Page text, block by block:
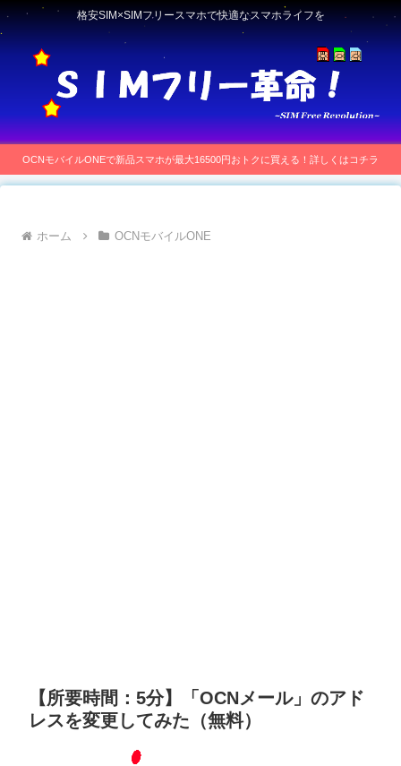
格安SIM×SIMフリースマホで快適なスマホライフを
OCNモバイルONEで新品スマホが最大16500円おトクに買える！詳しくはコチラ
ホーム OCNモバイルONE
【所要時間：5分】「OCNメール」のアド
レスを変更してみた（無料）